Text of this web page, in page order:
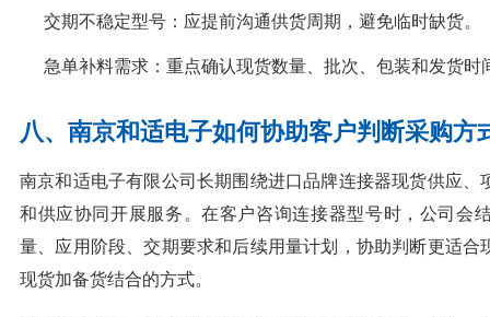
交期不稳定型号：应提前沟通供货周期，避免临时缺货。
急单补料需求：重点确认现货数量、批次、包装和发货时
八、南京和适电子如何协助客户判断采购方
南京和适电子有限公司长期围绕进口品牌连接器现货供应、
和供应协同开展服务。在客户咨询连接器型号时，公司会
量、应用阶段、交期要求和后续用量计划，协助判断更适合
现货加备货结合的方式。